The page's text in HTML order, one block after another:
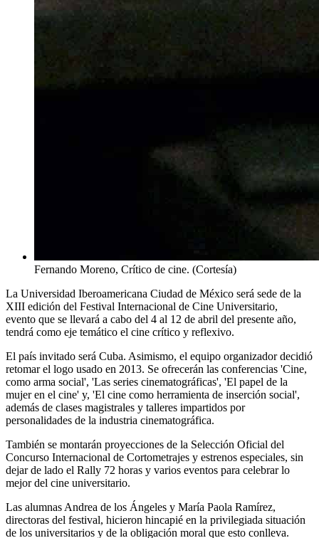
Fernando Moreno, Crítico de cine. (Cortesía)
La Universidad Iberoamericana Ciudad de México será sede de la
XIII edición del Festival Internacional de Cine Universitario,
evento que se llevará a cabo del 4 al 12 de abril del presente año,
tendrá como eje temático el cine crítico y reflexivo.
El país invitado será Cuba. Asimismo, el equipo organizador decidió
retomar el logo usado en 2013. Se ofrecerán las conferencias 'Cine,
como arma social', 'Las series cinematográficas', 'El papel de la
mujer en el cine' y, 'El cine como herramienta de inserción social',
además de clases magistrales y talleres impartidos por
personalidades de la industria cinematográfica.
También se montarán proyecciones de la Selección Oficial del
Concurso Internacional de Cortometrajes y estrenos especiales, sin
dejar de lado el Rally 72 horas y varios eventos para celebrar lo
mejor del cine universitario.
Las alumnas Andrea de los Ángeles y María Paola Ramírez,
directoras del festival, hicieron hincapié en la privilegiada situación
de los universitarios y de la obligación moral que esto conlleva.